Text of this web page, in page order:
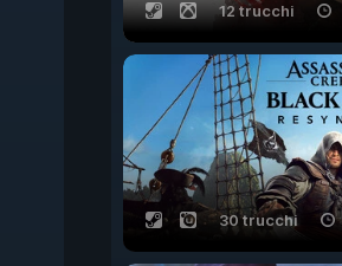
12 trucchi
30 trucchi